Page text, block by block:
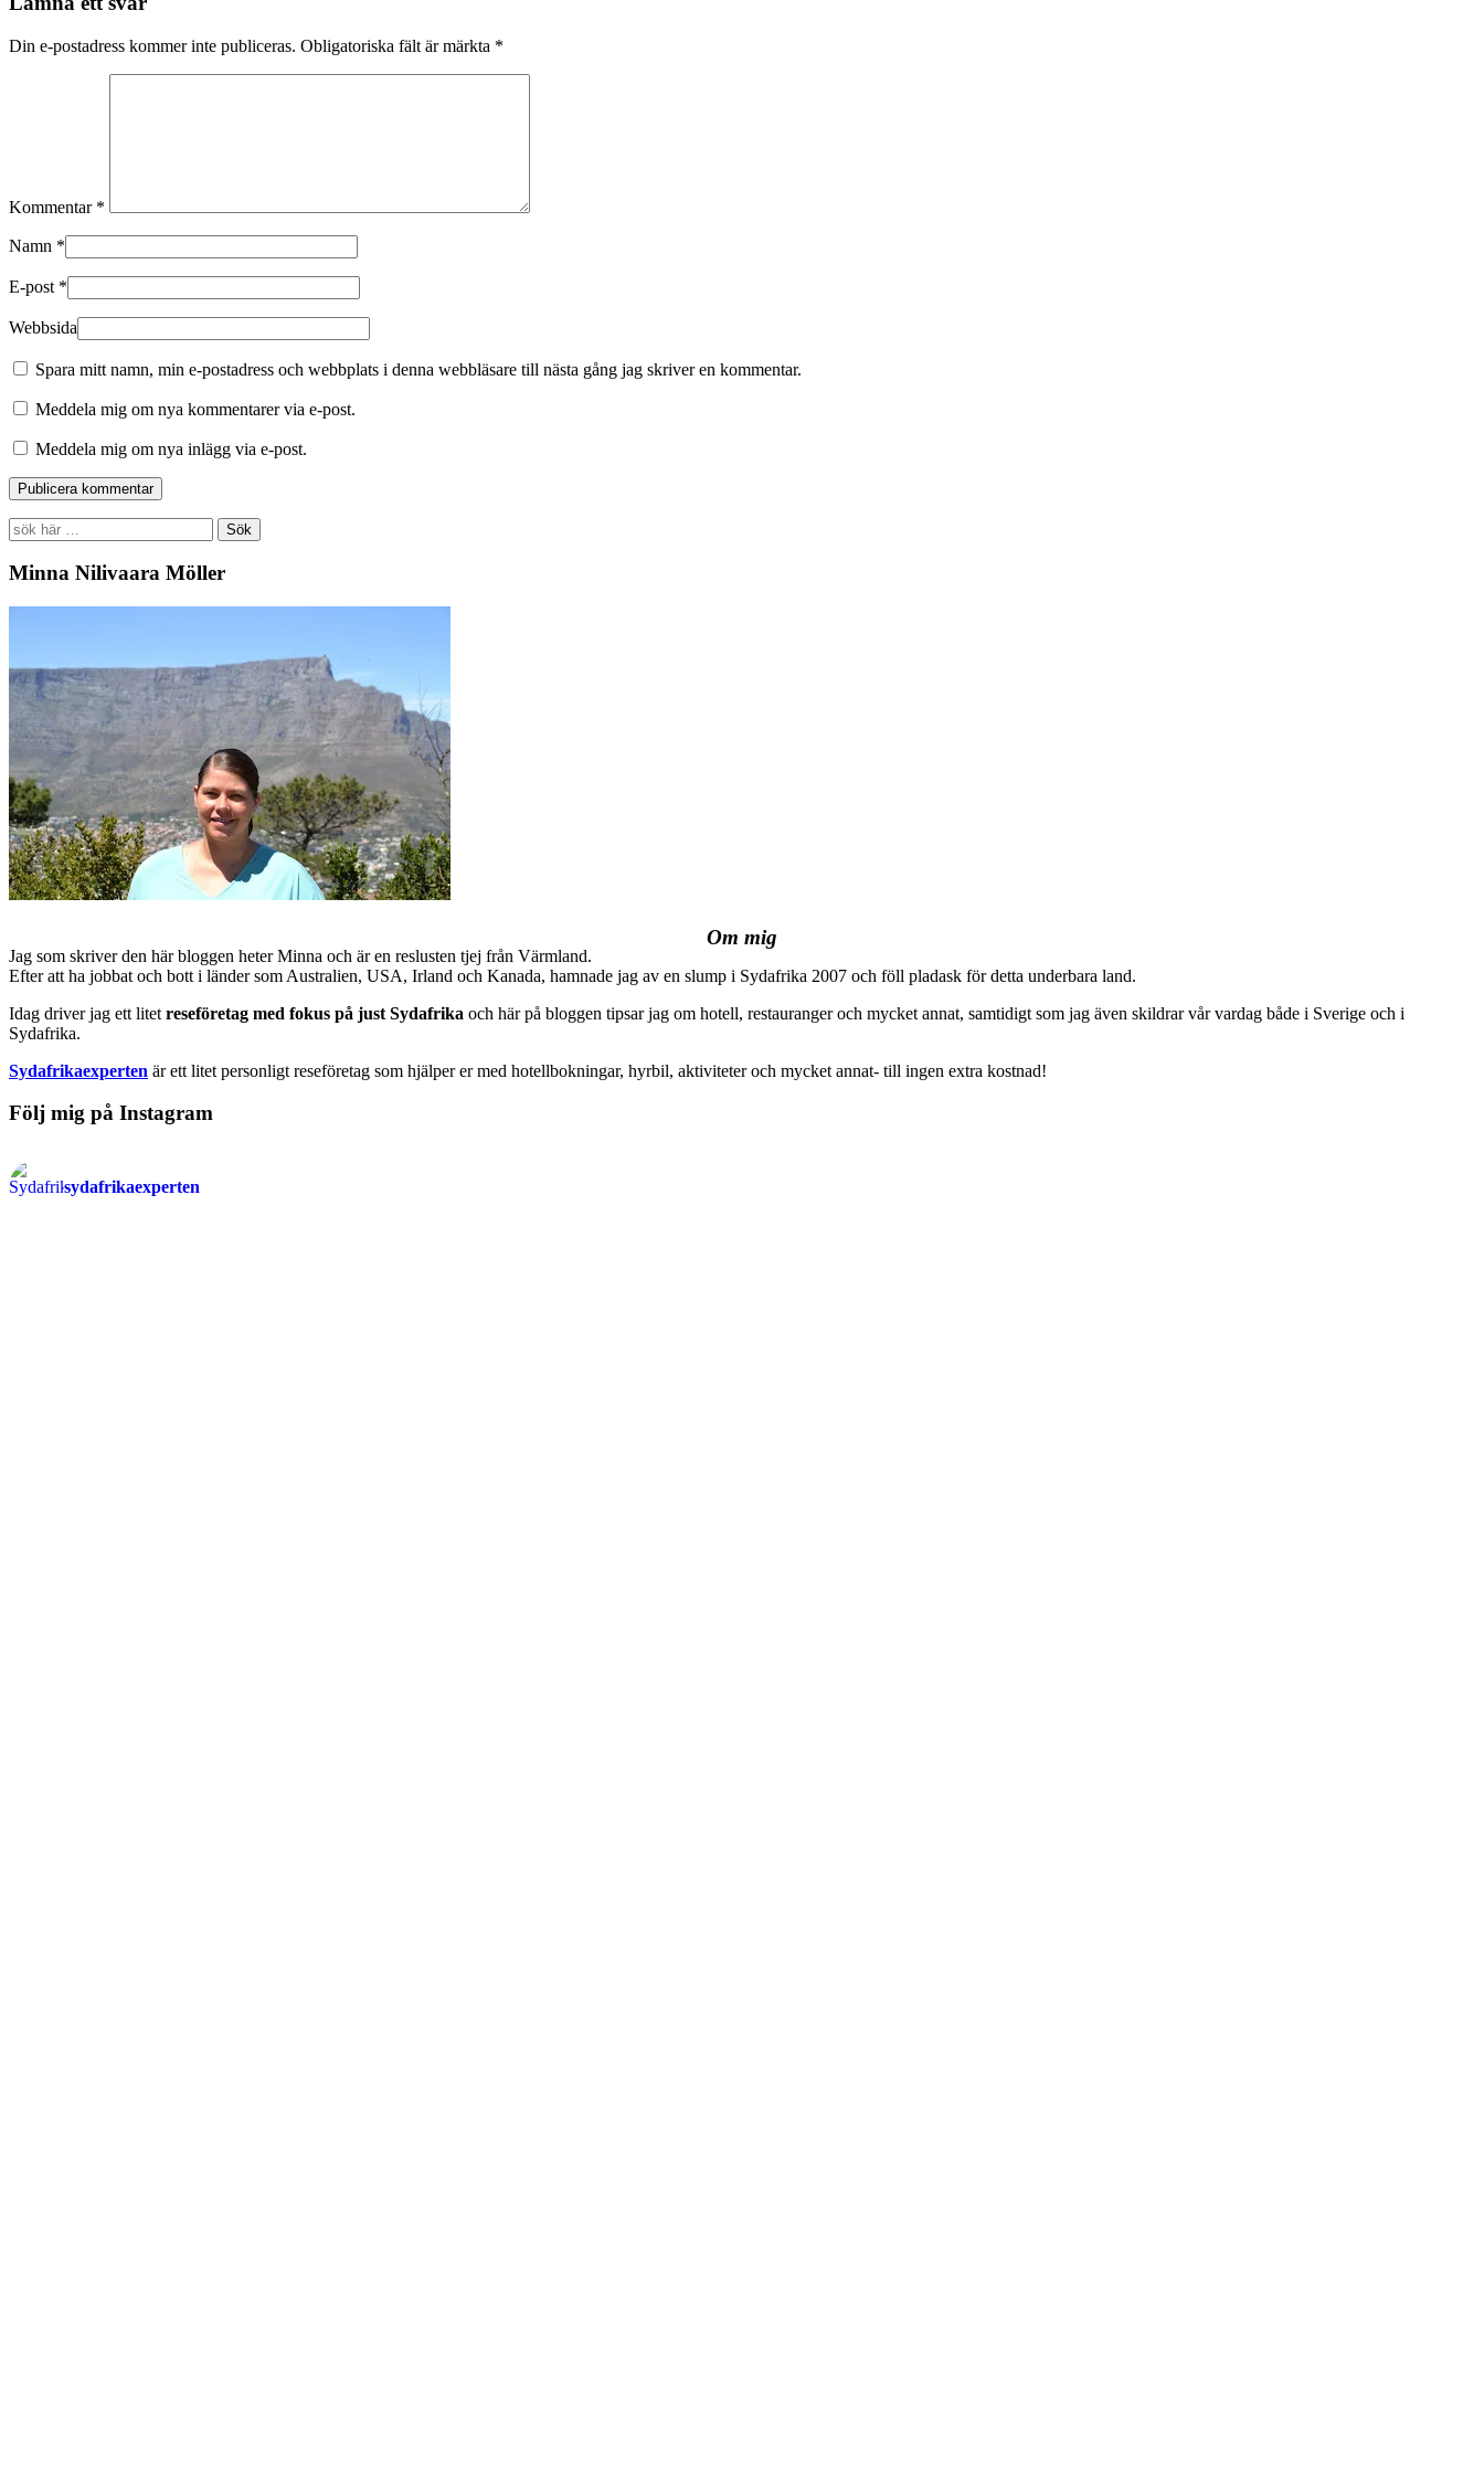
Din e-postadress kommer inte publiceras. Obligatoriska fält är märkta *
Kommentar *
Namn *
E-post *
Webbsida
Spara mitt namn, min e-postadress och webbplats i denna webbläsare till nästa gång jag skriver en kommentar.
Meddela mig om nya kommentarer via e-post.
Meddela mig om nya inlägg via e-post.
Search
for:
Minna Nilivaara Möller
Om mig
Jag som skriver den här bloggen heter Minna och är en reslusten tjej från Värmland.
Efter att ha jobbat och bott i länder som Australien, USA, Irland och Kanada, hamnade jag av en slump i Sydafrika 2007 och föll pladask för detta underbara land.
Idag driver jag ett litet reseföretag med fokus på just Sydafrika och här på bloggen tipsar jag om hotell, restauranger och mycket annat, samtidigt som jag även skildrar vår vardag både i Sverige och i
Sydafrika.
Sydafrikaexperten är ett litet personligt reseföretag som hjälper er med hotellbokningar, hyrbil, aktiviteter och mycket annat- till ingen extra kostnad!
Följ mig på Instagram
sydafrikaexperten